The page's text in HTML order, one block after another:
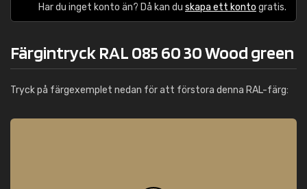
Har du inget konto än? Då kan du skapa ett konto gratis.
Färgintryck RAL 085 60 30 Wood green
Tryck på färgexemplet nedan för att förstora denna RAL-färg: